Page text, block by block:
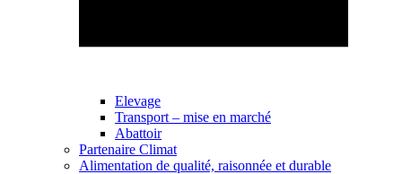
Elevage
Transport – mise en marché
Abattoir
Partenaire Climat
Alimentation de qualité, raisonnée et durable